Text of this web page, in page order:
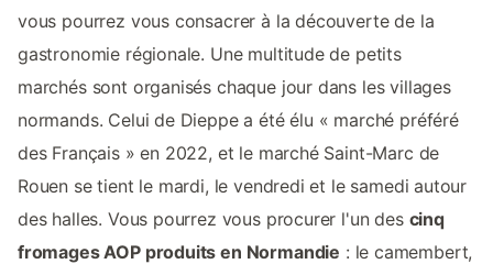
vous pourrez vous consacrer à la découverte de la
gastronomie régionale. Une multitude de petits
marchés sont organisés chaque jour dans les villages
normands. Celui de Dieppe a été élu « marché préféré
des Français » en 2022, et le marché Saint-Marc de
Rouen se tient le mardi, le vendredi et le samedi autour
des halles. Vous pourrez vous procurer l'un des cinq
fromages AOP produits en Normandie : le camembert,